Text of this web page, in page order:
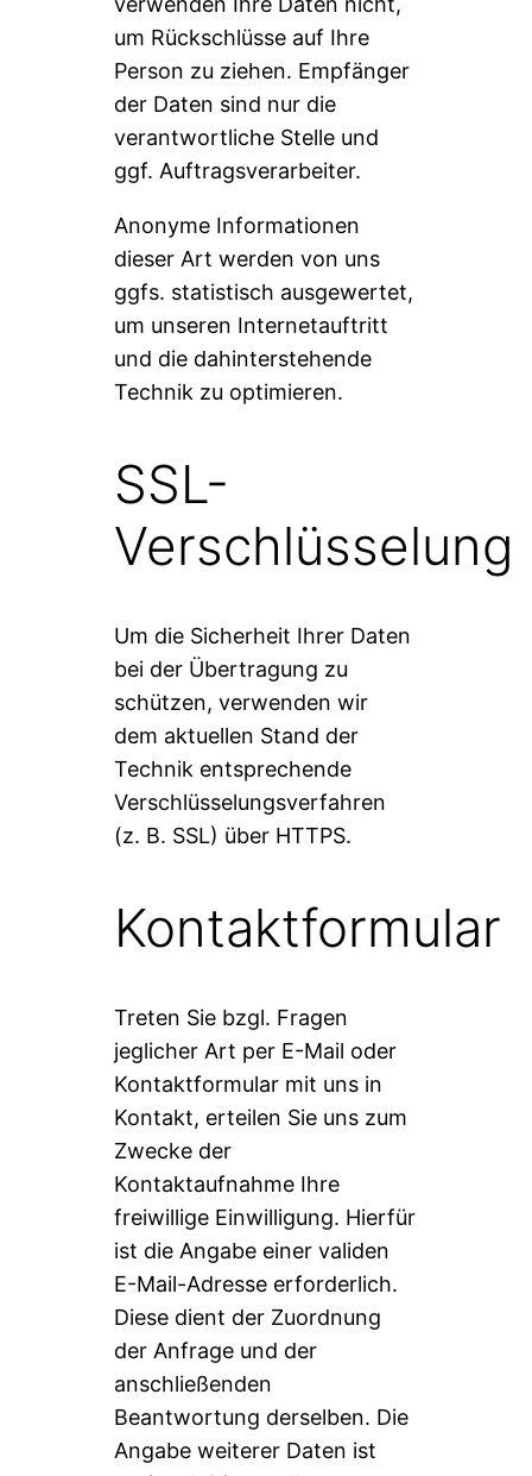
um Rückschlüsse auf Ihre
Person zu ziehen. Empfänger
der Daten sind nur die
verantwortliche Stelle und
ggf. Auftragsverarbeiter.
Anonyme Informationen
dieser Art werden von uns
ggfs. statistisch ausgewertet,
um unseren Internetauftritt
und die dahinterstehende
Technik zu optimieren.
SSL-
Verschlüsselung
Um die Sicherheit Ihrer Daten
bei der Übertragung zu
schützen, verwenden wir
dem aktuellen Stand der
Technik entsprechende
Verschlüsselungsverfahren
(z. B. SSL) über HTTPS.
Kontaktformular
Treten Sie bzgl. Fragen
jeglicher Art per E-Mail oder
Kontaktformular mit uns in
Kontakt, erteilen Sie uns zum
Zwecke der
Kontaktaufnahme Ihre
freiwillige Einwilligung. Hierfür
ist die Angabe einer validen
E-Mail-Adresse erforderlich.
Diese dient der Zuordnung
der Anfrage und der
anschließenden
Beantwortung derselben. Die
Angabe weiterer Daten ist